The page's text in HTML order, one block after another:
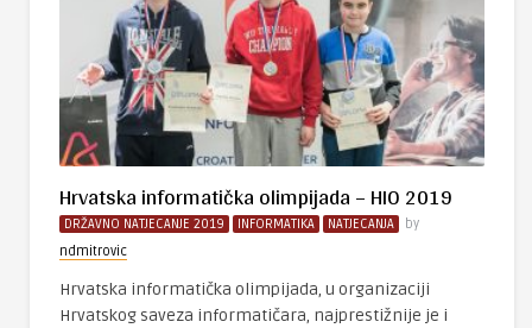
Hrvatska informatička olimpijada – HIO 2019
DRŽAVNO NATJECANJE 2019 INFORMATIKA NATJECANJA
by
ndmitrovic
Hrvatska informatička olimpijada, u organizaciji
Hrvatskog saveza informatičara, najprestižnije je i